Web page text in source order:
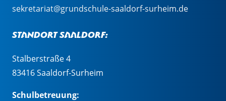
sekretariat@grundschule-saaldorf-surheim.de
Standort Saaldorf:
Stalberstraße 4
83416 Saaldorf-Surheim
Schulbetreuung: